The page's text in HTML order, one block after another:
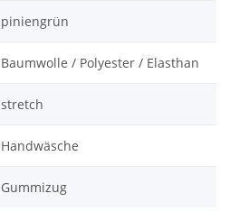
piniengrün
Baumwolle / Polyester / Elasthan
stretch
Handwäsche
Gummizug